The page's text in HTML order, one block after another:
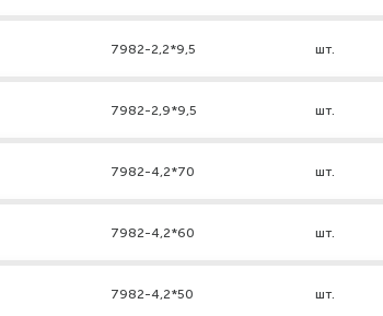
7982-2,2*9,5 шт.
7982-2,9*9,5 шт.
7982-4,2*70 шт.
7982-4,2*60 шт.
7982-4,2*50 шт.